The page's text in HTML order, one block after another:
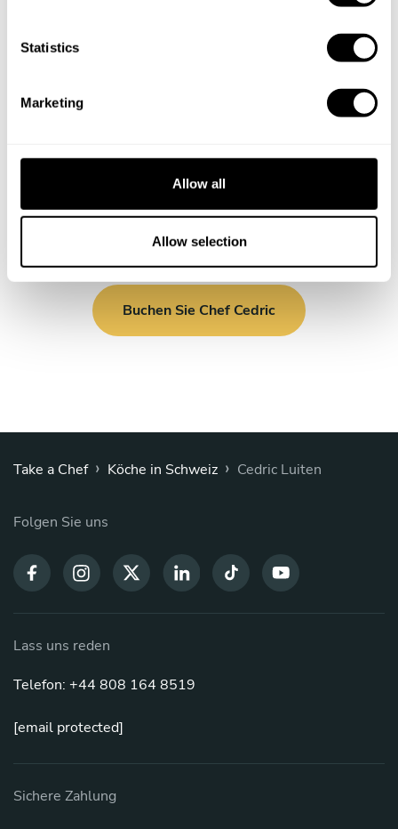
Statistics
Marketing
Allow all
Allow selection
Buchen Sie Chef Cedric
Take a Chef › Köche in Schweiz › Cedric Luiten
Folgen Sie uns
Lass uns reden
Telefon: +44 808 164 8519
[email protected]
Sichere Zahlung